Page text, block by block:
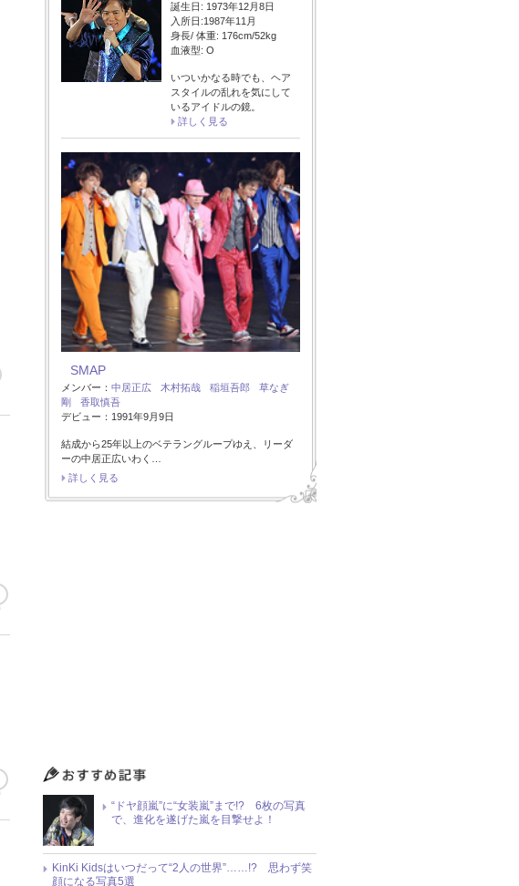
誕生日: 1973年12月8日
入所日:1987年11月
身長/ 体重: 176cm/52kg
血液型: O
いついかなる時でも、ヘア
スタイルの乱れを気にして
いるアイドルの鏡。
詳しく見る
SMAP
メンバー： 中居正広 木村拓哉 稲垣吾郎
草なぎ
剛
香取慎吾
デビュー：1991年9月9日
結成から25年以上のベテラングループゆえ、リーダ
ーの中居正広いわく…
詳しく見る
“ドヤ顔嵐”に“女装嵐”まで!? 6枚の写真
で、進化を遂げた嵐を目撃せよ！
KinKi Kidsはいつだって“2人の世界”……!? 思わず笑
顔になる写真5選